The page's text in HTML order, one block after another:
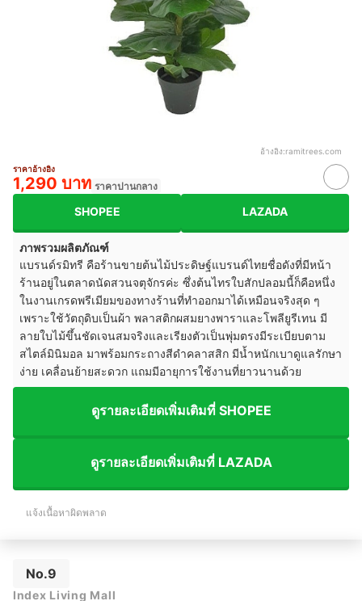
อ้างอิง:ramitrees.com
ราคาอ้างอิง
1,290 บาท ราคาปานกลาง
SHOPEE LAZADA
ภาพรวมผลิตภัณฑ์
แบรนด์รมิทรี คือร้านขายต้นไม้ประดิษฐ์แบรนด์ไทยชื่อดังที่มีหน้า
ร้านอยู่ในตลาดนัดสวนจตุจักรค่ะ ซึ่งต้นไทรใบสักปลอมนี้ก็คือหนึ่ง
ในงานเกรดพรีเมียมของทางร้านที่ทำออกมาได้เหมือนจริงสุด ๆ
เพราะใช้วัตถุดิบเป็นผ้า พลาสติกผสมยางพาราและโพลียูรีเทน มี
ลายใบไม้ขึ้นชัดเจนสมจริงและเรียงตัวเป็นพุ่มตรงมีระเบียบตาม
สไตล์มินิมอล มาพร้อมกระถางสีดำคลาสสิก มีน้ำหนักเบาดูแลรักษา
ง่าย เคลื่อนย้ายสะดวก แถมมีอายุการใช้งานที่ยาวนานด้วย
ดูรายละเอียดเพิ่มเติมที่ SHOPEE
ดูรายละเอียดเพิ่มเติมที่ LAZADA
แจ้งเนื้อหาผิดพลาด
No.9
Index Living Mall